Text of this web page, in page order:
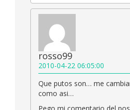
rosso99
2010-04-22 06:05:00
Que putos son… me
como asi…
Pego mi comentario del